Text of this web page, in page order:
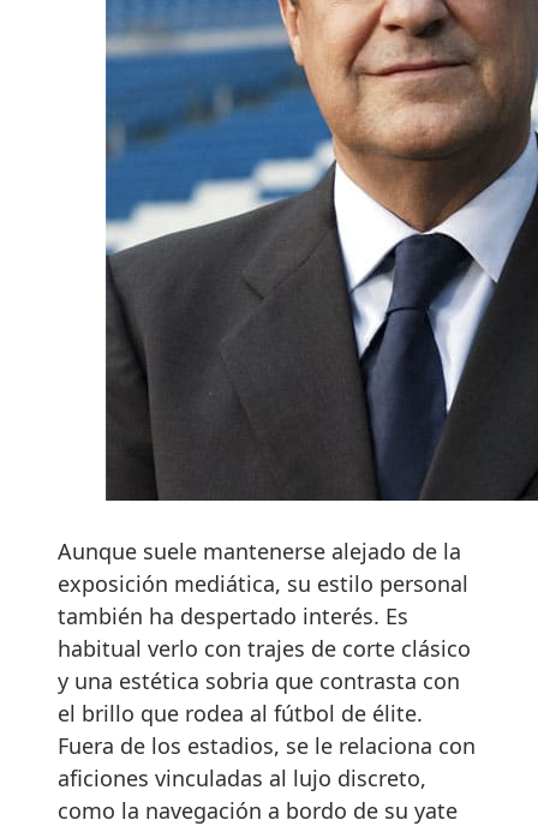
Aunque suele mantenerse alejado de la
exposición mediática, su estilo personal
también ha despertado interés. Es
habitual verlo con trajes de corte clásico
y una estética sobria que contrasta con
el brillo que rodea al fútbol de élite.
Fuera de los estadios, se le relaciona con
aficiones vinculadas al lujo discreto,
como la navegación a bordo de su yate